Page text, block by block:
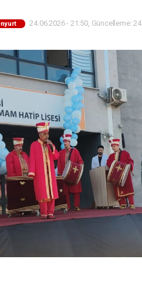
24.06.2026 - 21:50, Güncelleme: